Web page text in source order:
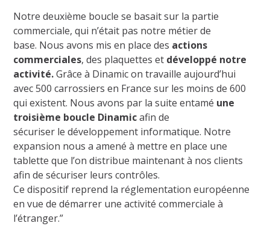
Notre deuxième boucle se basait sur la partie
commerciale, qui n’était pas notre métier de
base. Nous avons mis en place des actions
commerciales, des plaquettes et développé notre
activité.Grâce à Dinamic on travaille aujourd’hui
avec 500 carrossiers en France sur les moins de 600
qui existent. Nous avons par la suite entamé une
troisième boucle Dinamicafin de
sécuriser le développement informatique. Notre
expansion nous a amené à mettre en place une
tablette que l’on distribue maintenant à nos clients
afin de sécuriser leurs contrôles.
Ce dispositif reprend la réglementation européenne
en vue de démarrer une activité commerciale à
l’étranger.”